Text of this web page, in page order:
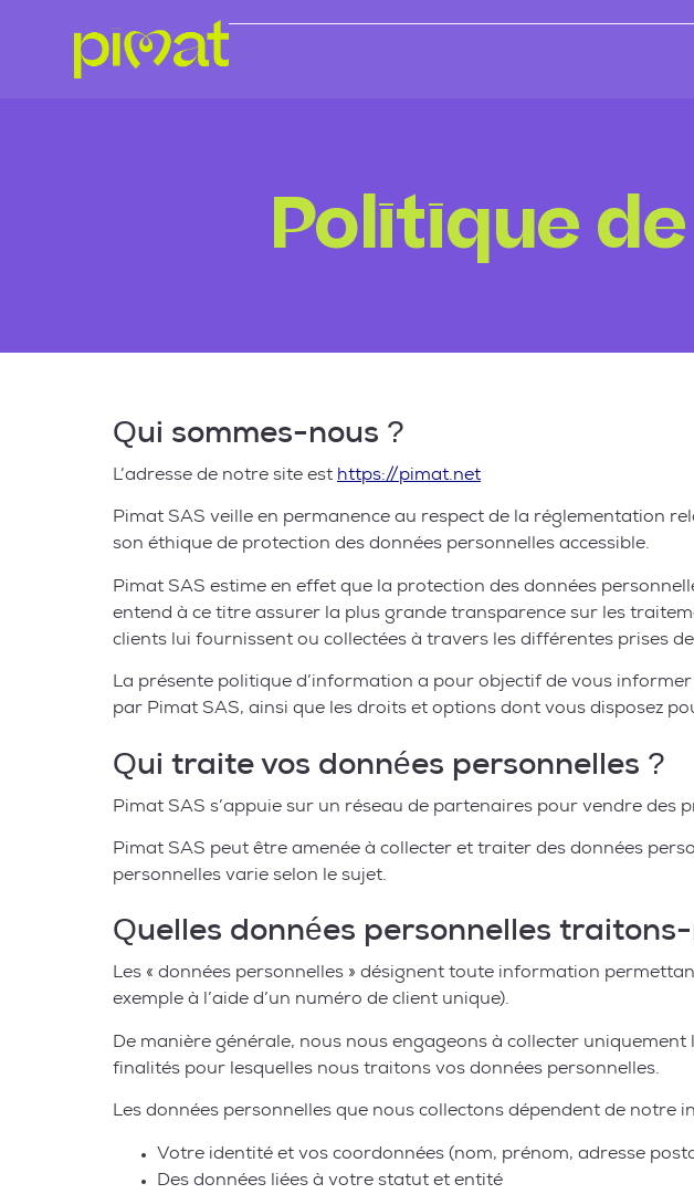
Politique
Qui sommes-nous ?
L’adresse de notre site est https://pimat.net
Pimat SAS veille en permanence au respect de la réglementation
son éthique de protection des données personnelles accessible.
Pimat SAS estime en effet que la protection des données
entend à ce titre assurer la plus grande transparence sur les
clients lui fournissent ou collectées à travers les différentes prises
La présente politique d’information a pour objectif de vous
par Pimat SAS, ainsi que les droits et options dont vous disposez
Qui traite vos données personnelles ?
Pimat SAS s’appuie sur un réseau de partenaires pour vendre des
Pimat SAS peut être amenée à collecter et traiter des données
personnelles varie selon le sujet.
Quelles données personnelles
Les « données personnelles » désignent toute information
exemple à l’aide d’un numéro de client unique).
De manière générale, nous nous engageons à collecter
finalités pour lesquelles nous traitons vos données personnelles.
Les données personnelles que nous collectons dépendent de
Votre identité et vos coordonnées (nom, prénom, adresse
Des données liées à votre statut et entité